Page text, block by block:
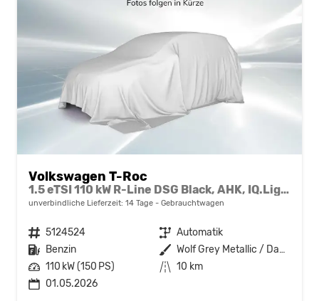
Volkswagen T-Roc
1.5 eTSI 110 kW R-Line DSG Black, AHK, IQ.Light, Kamera, el. Klappe, Winter, 19-Zoll
unverbindliche Lieferzeit: 14 Tage Gebrauchtwagen
Fahrzeugnr. 5124524 Getriebe Automatik
Kraftstoff Benzin Außenfarbe
Wolf Grey Metallic / Dach schwarz
Leistung 110 kW (150 PS) Kilometerstand 10 km
01.05.2026